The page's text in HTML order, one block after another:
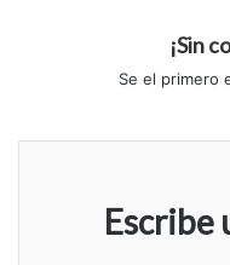
¡Sin
Se el primero
Escribe